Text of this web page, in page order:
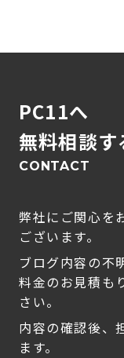
PC11へ
無料相談す
CONTACT
弊社にご関心を
ございます。
ブログ内容の不
料金のお見積も
さい。
内容の確認後、
ます。